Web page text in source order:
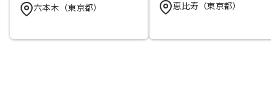
六本木（東京都）
恵比寿（東京都）